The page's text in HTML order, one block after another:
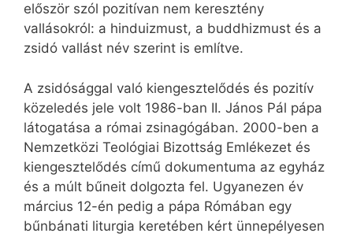
először szól pozitívan nem keresztény
vallásokról: a hinduizmust, a buddhizmust és a
zsidó vallást név szerint is említve.
A zsidósággal való kiengesztelődés és pozitív
közeledés jele volt 1986-ban II. János Pál pápa
látogatása a római zsinagógában. 2000-ben a
Nemzetközi Teológiai Bizottság Emlékezet és
kiengesztelődés című dokumentuma az egyház
és a múlt bűneit dolgozta fel. Ugyanezen év
március 12-én pedig a pápa Rómában egy
bűnbánati liturgia keretében kért ünnepélyesen